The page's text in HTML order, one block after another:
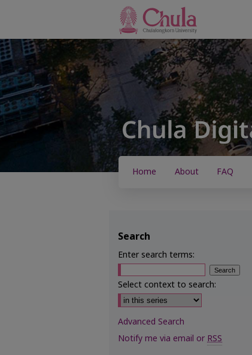
Home About FAQ
Search
Enter search terms:
Select context to search:
Advanced Search
Notify me via email or RSS